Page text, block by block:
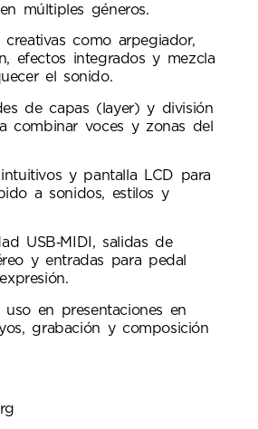
múltiples géneros.
creativas como arpegiador,
efectos integrados y mezcla
el sonido.
de capas (layer) y división
combinar voces y zonas del
y pantalla LCD para
a sonidos, estilos y
USB‑MIDI, salidas de
y entradas para pedal
uso en presentaciones en
grabación y composición